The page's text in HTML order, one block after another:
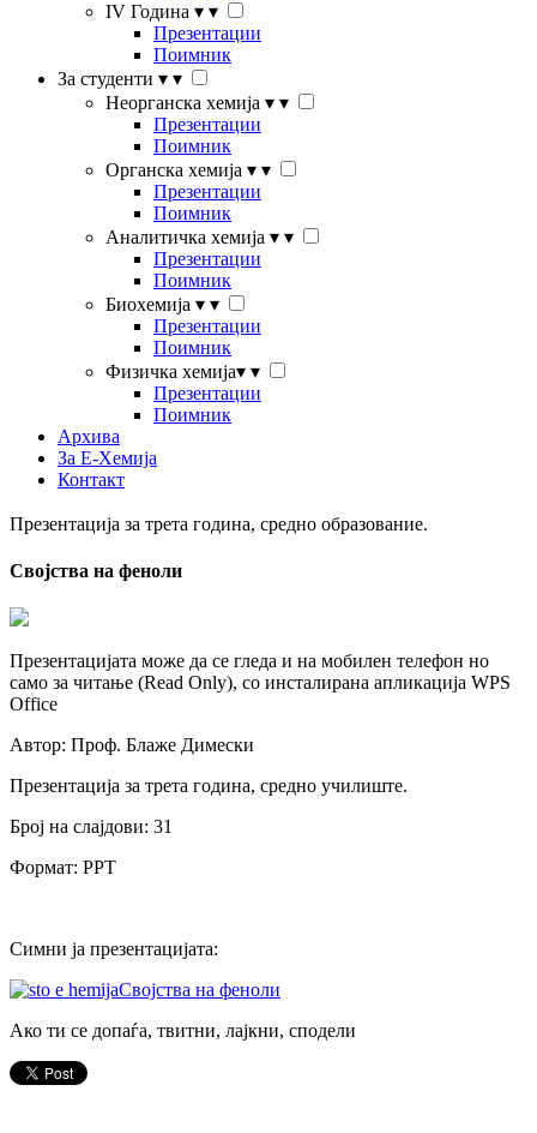
IV Година ▾ ▾
Презентации
Поимник
За студенти ▾ ▾
Неорганска хемија ▾ ▾
Презентации
Поимник
Органска хемија ▾ ▾
Презентации
Поимник
Аналитичка хемија ▾ ▾
Презентации
Поимник
Биохемија ▾ ▾
Презентации
Поимник
Физичка хемија▾ ▾
Презентации
Поимник
Архива
За Е-Хемија
Контакт
Презентација за трета година, средно образование.
Својства на феноли
Презентацијата може да се гледа и на мобилен телефон но
само за читање (Read Only), со инсталирана апликација WPS
Office
Автор: Проф. Блаже Димески
Презентација за трета година, средно училиште.
Број на слајдови: 31
Формат: PPT
Симни ја презентацијата:
Својства на феноли
Ако ти се допаѓа, твитни, лајкни, сподели